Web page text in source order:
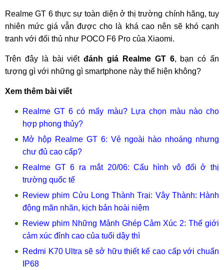
Realme GT 6 thực sự toàn diện ở thị trường chính hãng, tuy
nhiên mức giá vẫn được cho là khá cao nên sẽ khó cạnh
tranh với đối thủ như POCO F6 Pro của Xiaomi.
Trên đây là bài viếtđánh giá Realme GT 6, bạn có ấn
tượng gì với những gì smartphone này thể hiện không?
Xem thêm bài viết
Realme GT 6 có mấy màu? Lựa chọn màu nào cho
hợp phong thủy?
Mở hộp Realme GT 6: Vẻ ngoài hào nhoáng nhưng
chư đủ cao cấp?
Realme GT 6 ra mắt 20/06: Cấu hình vô đối ở thị
trường quốc tế
Review phim Cửu Long Thành Trại: Vây Thành: Hành
động mãn nhãn, kịch bản hoài niệm
Review phim Những Mảnh Ghép Cảm Xúc 2: Thế giới
cảm xúc đỉnh cao của tuổi dậy thì
Redmi K70 Ultra sẽ sở hữu thiết kế cao cấp với chuẩn
IP68